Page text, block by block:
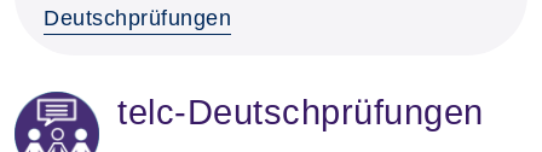
Deutschprüfungen
telc-Deutschprüfungen